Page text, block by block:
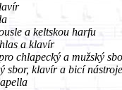
a keltskou harfu
a klavír
chlapecký a mužský
sbor, klavír a bicí nástroje